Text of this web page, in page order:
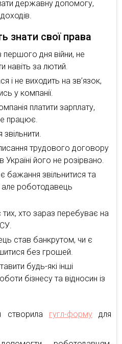
державну допомогу,
знати свої права
першого дня війни, не
навіть за лютий.
і не виходить на зв’язок,
у компанії.
платити зарплату,
працює.
трудового договору
його не розірвано.
бажання звільнитися та
але роботодавець
хто зараз перебуває на
став банкрутом, чи є
без грошей.
будь-які інші
бізнесу та відносин із
створила гугл-формудля